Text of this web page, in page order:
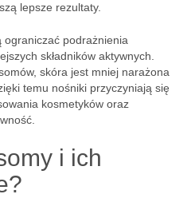
lepsze rezultaty.
ograniczać podrażnienia
składników aktywnych.
skóra jest mniej narażona
temu nośniki przyczyniają się
kosmetyków oraz
i ich